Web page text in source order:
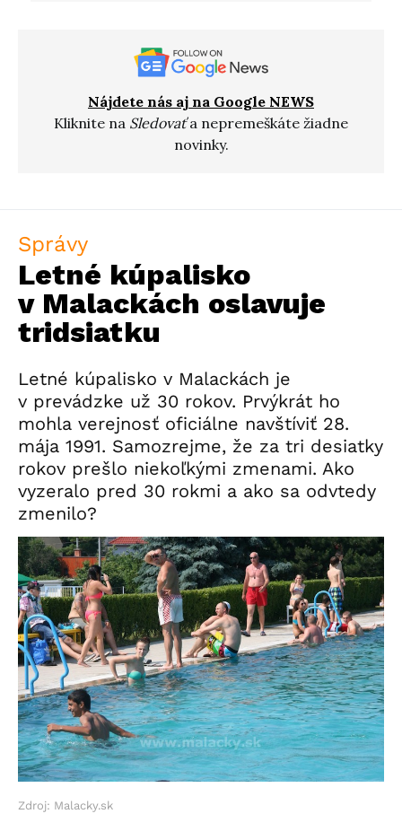
Nájdete nás aj na Google NEWS
Kliknite na Sledovaťa nepremeškáte žiadne
novinky.
Správy
Letné kúpalisko
v Malackách oslavuje
tridsiatku
Letné kúpalisko v Malackách je
v prevádzke už 30 rokov. Prvýkrát ho
mohla verejnosť oficiálne navštíviť 28.
mája 1991. Samozrejme, že za tri desiatky
rokov prešlo niekoľkými zmenami. Ako
vyzeralo pred 30 rokmi a ako sa odvtedy
zmenilo?
Zdroj: Malacky.sk